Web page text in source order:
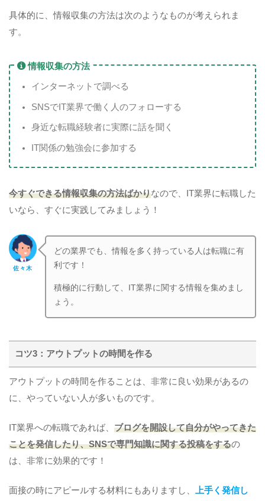
具体的に、情報収集の方法は次のようなものが考えられま
す。
情報収集の方法
インターネットで調べる
SNSでIT業界で働く人のフォローする
身近な転職経験者に実際に話を聞く
IT関係の勉強会に参加する
今すぐできる情報収集の方法ばかりなので、IT業界に転職した
いなら、すぐに実践してみましょう！
佐々木
どの業界でも、情報を多く持っている人は転職に有
利です！
積極的に行動して、IT業界に関する情報を集めまし
ょう。
コツ3：アウトプットの時間を作る
アウトプットの時間を作ることは、非常に良い効果があるの
に、やっていない人が多いものです。
IT業界への転職であれば、 ブログを開設して自分がやってきた
ことを発信したり、SNSで専門知識に関する投稿をするの
は、非常に効果的です！
面接の時にアピールする材料にもありますし、
上手く発信し